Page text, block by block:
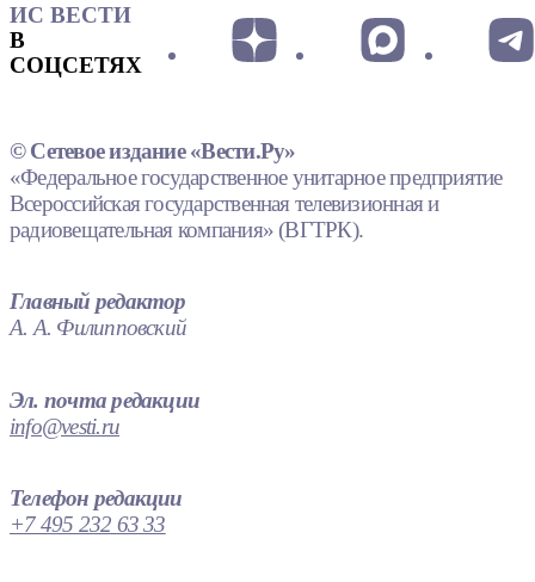
ИС ВЕСТИ
В
СОЦСЕТЯХ
© Сетевое издание «Вести.Ру»
«Федеральное государственное унитарное предприятие
Всероссийская государственная телевизионная и
радиовещательная компания» (ВГТРК).
Главный редактор
А. А. Филипповский
Эл. почта редакции
info@vesti.ru
Телефон редакции
+7 495 232 63 33